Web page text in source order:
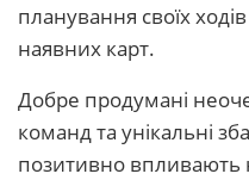
планування своїх
наявних карт.
Добре продумані
команд та унікальні
позитивно впливають